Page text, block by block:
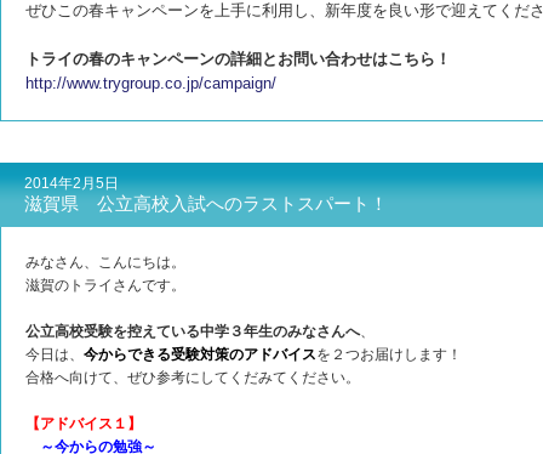
ぜひこの春キャンペーンを上手に利用し、新年度を良い形で迎えてくだ
トライの春のキャンペーンの詳細とお問い合わせはこちら！
http://www.trygroup.co.jp/campaign/
2014年2月5日
滋賀県 公立高校入試へのラストスパート！
みなさん、こんにちは。
滋賀のトライさんです。
公立高校受験を控えている中学３年生のみなさんへ、
今日は、 今からできる受験対策のアドバイスを２つお届けします！
合格へ向けて、ぜひ参考にしてくだみてください。
【アドバイス１】
～今からの勉強～